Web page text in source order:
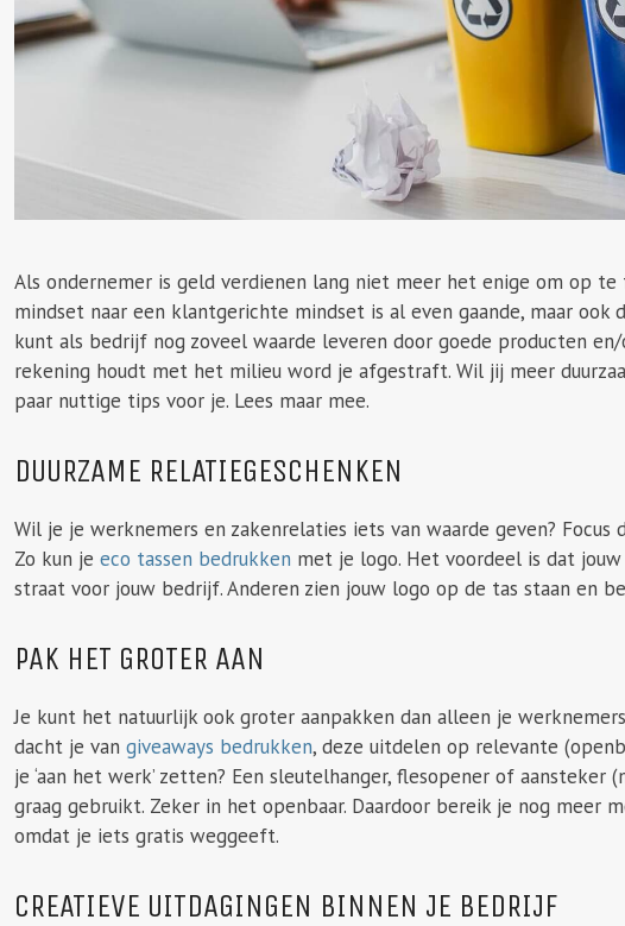
Als ondernemer is geld verdienen lang niet meer het enige om op te
mindset naar een klantgerichte mindset is al even gaande, maar ook
kunt als bedrijf nog zoveel waarde leveren door goede producten
rekening houdt met het milieu word je afgestraft. Wil jij meer
paar nuttige tips voor je. Lees maar mee.
DUURZAME RELATIEGESCHENKEN
Wil je je werknemers en zakenrelaties iets van waarde geven? Focus
Zo kun jeeco tassen bedrukken met je logo. Het voordeel is dat
straat voor jouw bedrijf. Anderen zien jouw logo op de tas staan en
PAK HET GROTER AAN
Je kunt het natuurlijk ook groter aanpakken dan alleen je
dacht je vangiveaways bedrukken, deze uitdelen op relevante
je ‘aan het werk’ zetten? Een sleutelhanger, flesopener of
graag gebruikt. Zeker in het openbaar. Daardoor bereik je nog meer
omdat je iets gratis weggeeft.
CREATIEVE UITDAGINGEN BINNEN JE BEDRIJF